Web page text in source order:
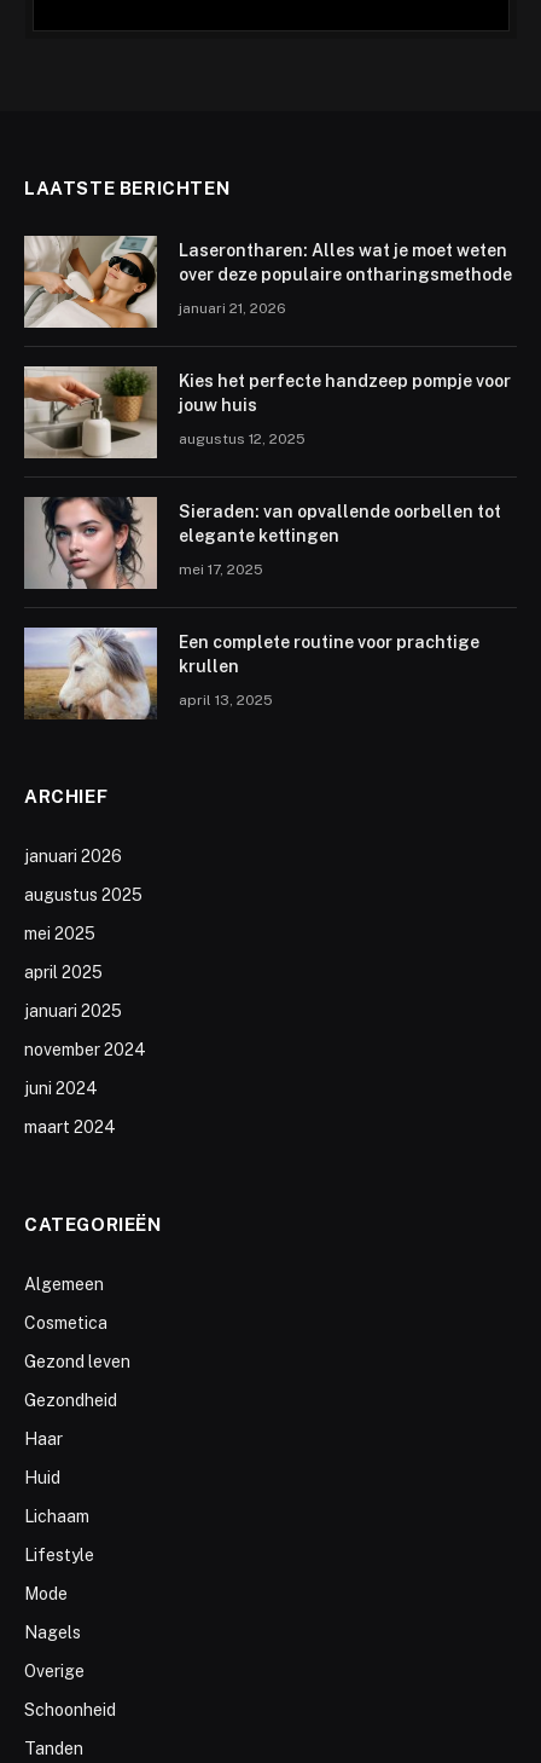
LAATSTE BERICHTEN
Laserontharen: Alles wat je moet weten
over deze populaire ontharingsmethode
januari 21, 2026
Kies het perfecte handzeep pompje voor
jouw huis
augustus 12, 2025
Sieraden: van opvallende oorbellen tot
elegante kettingen
mei 17, 2025
Een complete routine voor prachtige
krullen
april 13, 2025
ARCHIEF
januari 2026
augustus 2025
mei 2025
april 2025
januari 2025
november 2024
juni 2024
maart 2024
CATEGORIEËN
Algemeen
Cosmetica
Gezond leven
Gezondheid
Haar
Huid
Lichaam
Lifestyle
Mode
Nagels
Overige
Schoonheid
Tanden